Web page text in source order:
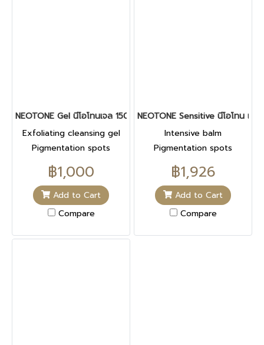
NEOTONE Gel นีโอโทนเจล 150 ML
Exfoliating cleansing gel
Pigmentation spots
฿1,000
Add to Cart
Compare
NEOTONE Sensitive นีโอโทน เซ
Intensive balm
Pigmentation spots
Corrects
฿1,926
Add to Cart
Compare